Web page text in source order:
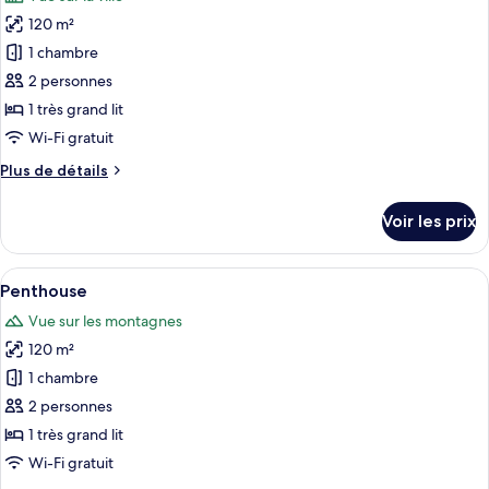
photos
pour
ce
type
de
chambre :
Suite
120 m²
1 chambre
2 personnes
1 très grand lit
Wi-Fi gratuit
Plus de détails
Plus
le
type
de
Suite
Présidentielle
Voir les prix
Afficher
toutes
les
photos
pour
ce
type
de
chambre :
Une chambre d’hôtel avec un lit, un
4
Penthouse
Vue sur les montagnes
120 m²
1 chambre
2 personnes
1 très grand lit
Wi-Fi gratuit